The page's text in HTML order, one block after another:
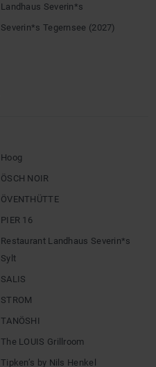
Landhaus Severin*s
Severin*s Tegernsee (2027)
Hoog
ÖSCH NOIR
ÖVENTHÜTTE
PIER 16
Restaurant Landhaus Severin*s
Sylt
SALIS
STROM
TANÖSHI
The LOUIS Grillroom
Tipken’s by Nils Henkel